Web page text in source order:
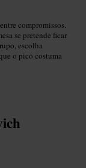
compromissos.
se pretende ficar
escolha
o pico costuma